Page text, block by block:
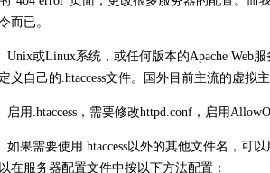
而已。
Unix或Linux系统，或任何版本的Apache Web
义自己的.htaccess文件。国外目前主流的虚拟
启用.htaccess，需要修改httpd.conf，启用
如果需要使用.htaccess以外的其他文件名，可
在服务器配置文件中按以下方法配置：